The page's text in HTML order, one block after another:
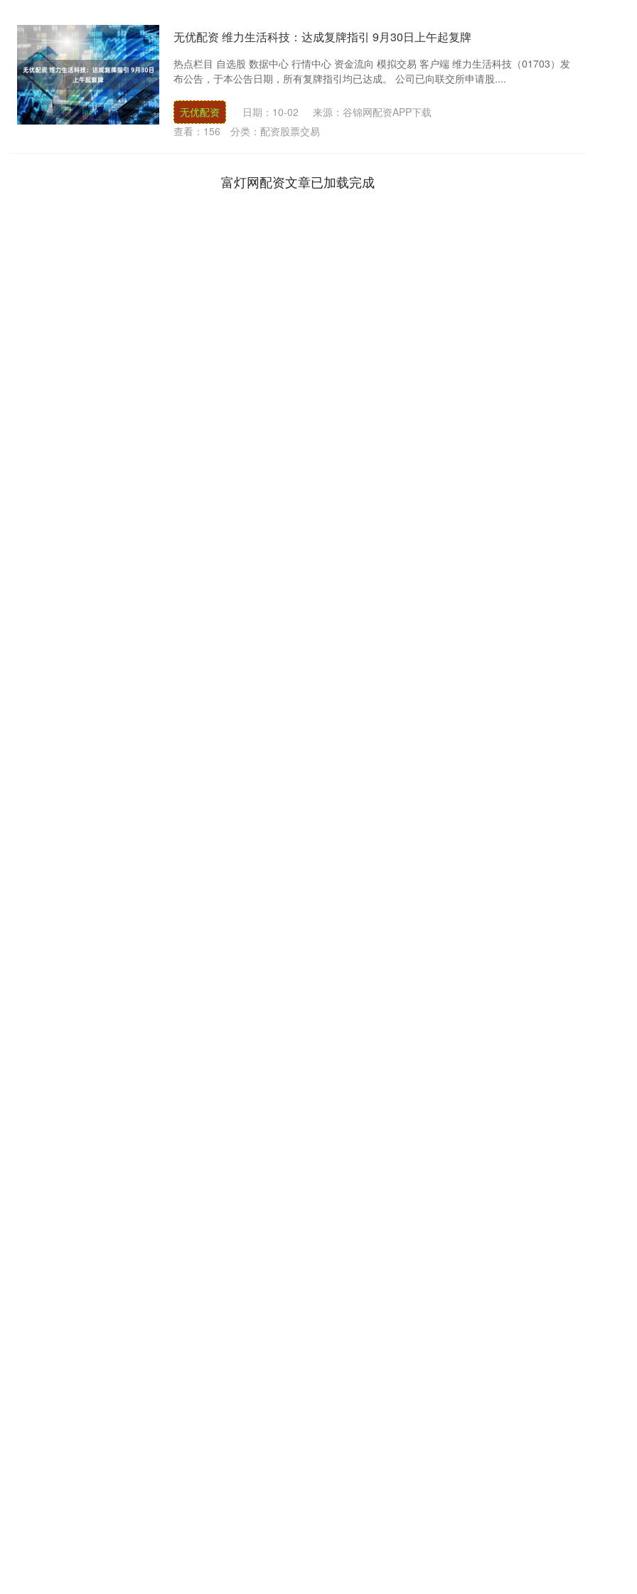
无优配资 维力生活科技：达成复牌指引 9月30日上午起复牌
热点栏目 自选股 数据中心 行情中心 资金流向 模拟交易 客户端 维力生活科技（01703）发
布公告，于本公告日期，所有复牌指引均已达成。 公司已向联交所申请股....
无优配资 日期：10-02
来源：谷锦网配资APP下载
查看： 156 分类： 配资股票交易
富灯网配资文章已加载完成